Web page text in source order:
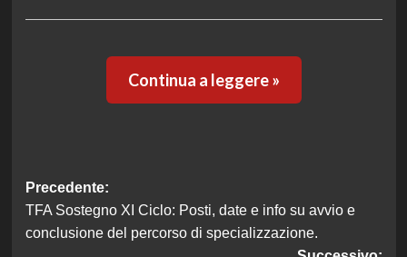
Continua a leggere »
Navigazione
articolo
Precedente:
TFA Sostegno XI Ciclo: Posti, date e info su avvio e
conclusione del percorso di specializzazione.